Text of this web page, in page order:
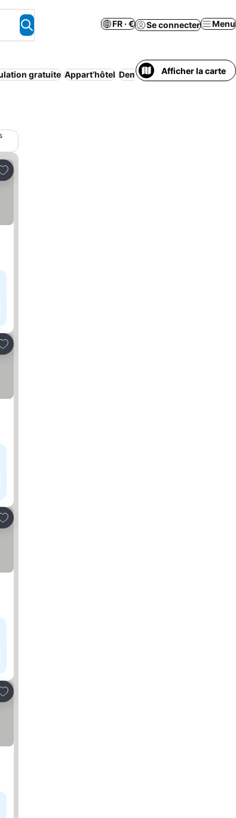
FR · € Se connecter Menu
gratuite Appart’hôtel Demi-pension Climatisation
Afficher la carte
à mes favoris
à mes favoris
à mes favoris
à mes favoris